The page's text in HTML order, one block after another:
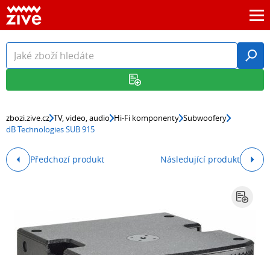
zbozi.zive.cz TV, video, audio Hi-Fi komponenty Subwoofery
dB Technologies SUB 915
Předchozí produkt Následující produkt